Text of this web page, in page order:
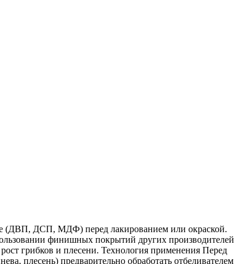
(ДВП, ДСП, МДФ) перед лакированием или окраской.
финишных покрытий других производителей
грибков и плесени. Технология применения Перед
плесень) предварительно обработать отбеливателем